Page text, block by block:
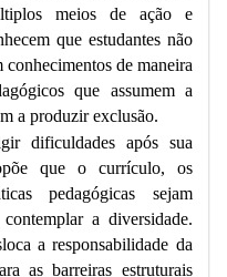
meios de ação e
que estudantes não
conhecimentos de maneira
que assumem a
a produzir exclusão.
dificuldades após sua
que o currículo, os
pedagógicas sejam
a diversidade.
a responsabilidade da
as barreiras estruturais